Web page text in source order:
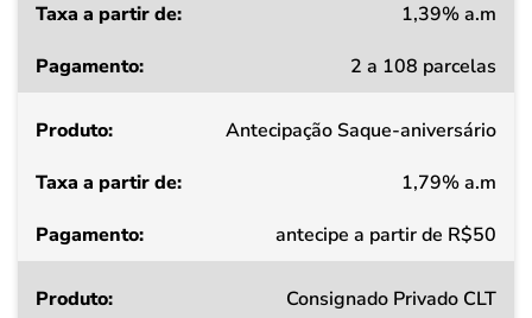
a
de
Pagamento
1,39% a.m
2 a 108 parcelas
Antecipação Saque-aniversário
1,79% a.m
antecipe a partir de R$50
Consignado Privado CLT